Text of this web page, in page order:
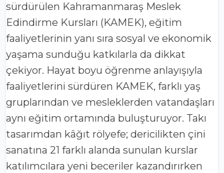
sürdürülen Kahramanmaraş Meslek
Edindirme Kursları (KAMEK), eğitim
faaliyetlerinin yanı sıra sosyal ve ekonomik
yaşama sunduğu katkılarla da dikkat
çekiyor. Hayat boyu öğrenme anlayışıyla
faaliyetlerini sürdüren KAMEK, farklı yaş
gruplarından ve mesleklerden vatandaşları
aynı eğitim ortamında buluşturuyor. Takı
tasarımdan kâğıt rölyefe; dericilikten çini
sanatına 21 farklı alanda sunulan kurslar
katılımcılara yeni beceriler kazandırırken